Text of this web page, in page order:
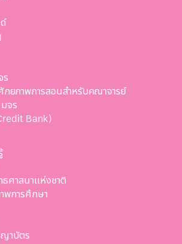
ร
ยภาพการสอนสำหรับคณาจารย์
จร
Bank)
ศาสนาแห่งชาติ
พการศึกษา
าบัตร